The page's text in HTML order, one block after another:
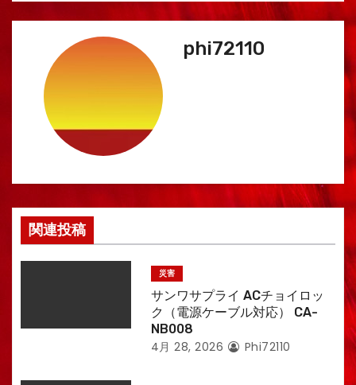
ー
ョ
ン
phi72110
関連投稿
災害
サンワサプライ ACチョイロッ
ク（電源ケーブル対応） CA-
NB008
4月 28, 2026 Phi72110